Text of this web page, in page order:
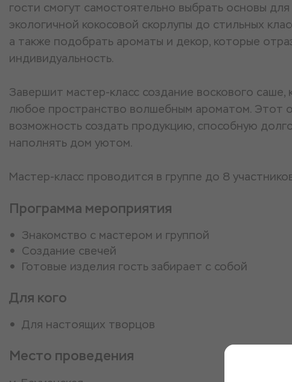
гости смогут самостоятельно выбрать основы
экологичной кокосовой скорлупы до стильных
а также подобрать ароматы и декор, которые
индивидуальность.
Завершит мастер-класс создание воскового
любое пространство волшебным ароматом. Этот
возможность создать продукцию, способную
наполнять дом уютом.
Мастер-класс проводится в группе до 8
Программа мероприятия
Знакомство с мастером и группой
Создание свечей
Готовые изделия гость забирает с собой
Для кого
Для настоящих творцов
Место проведения